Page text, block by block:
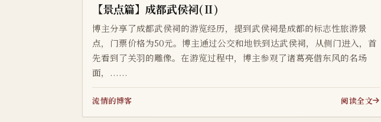
【景点篇】成都武侯祠(Ⅱ)
博主分享了成都武侯祠的游览经历，提到武侯祠是成都的标志性旅游景
点，门票价格为50元。博主通过公交和地铁到达武侯祠，从侧门进入，首
先看到了关羽的雕像。在游览过程中，博主参观了诸葛亮借东风的名场
面，......
流情的博客 阅读全文